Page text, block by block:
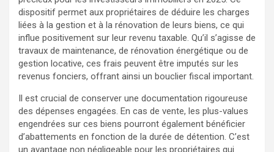
dispositif permet aux propriétaires de déduire les charges
liées à la gestion et à la rénovation de leurs biens, ce qui
influe positivement sur leur revenu taxable. Qu’il s’agisse de
travaux de maintenance, de rénovation énergétique ou de
gestion locative, ces frais peuvent être imputés sur les
revenus fonciers, offrant ainsi un bouclier fiscal important.
Il est crucial de conserver une documentation rigoureuse
des dépenses engagées. En cas de vente, les plus-values
engendrées sur ces biens pourront également bénéficier
d’abattements en fonction de la durée de détention. C’est
un avantage non négligeable pour les propriétaires qui